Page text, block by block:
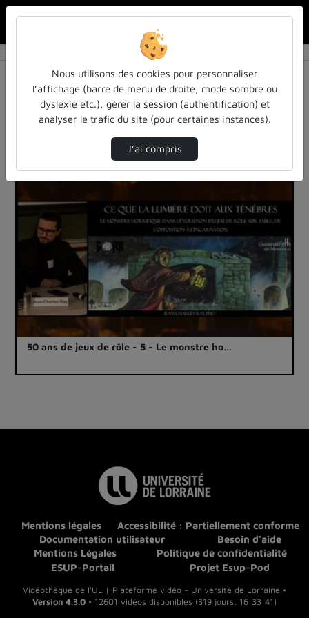
1 vidéo trouvée
Audio Vidéo Statistiques de vues
Direction de tri
00:32:04
50 ans de jeux de rôle - 5 - Le monstre ho…
Mentions légales
Accessibilité : Partiellement conforme
Documentation utilisateur
Besoin d'aide
Mentions Légales
Politique de confidentialité
ESUP-Portail
Projet Esup-Pod
Vidéothèque de l'UL | Plateforme vidéo - Université de Lorraine •
Version 4.3.0 • 12601 vidéos disponibles (319 jours, 16:33:41)
Nous utilisons des cookies pour personnaliser
l’affichage (barre de menu de droite, mode sombre ou
dyslexie etc.), gérer la session (authentification) et
analyser le trafic du site (pour certaines instances).
J’ai compris